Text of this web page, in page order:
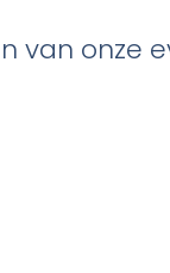
van onze